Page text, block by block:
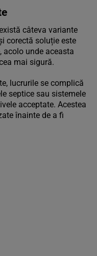
câteva variante
corectă soluție este
acolo unde aceasta
mai sigură.
lucrurile se complică
septice sau sistemele
acceptate. Acestea
înainte de a fi